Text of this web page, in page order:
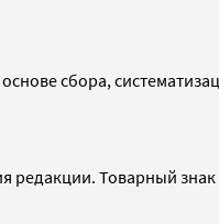
сбора,
Товарный знак